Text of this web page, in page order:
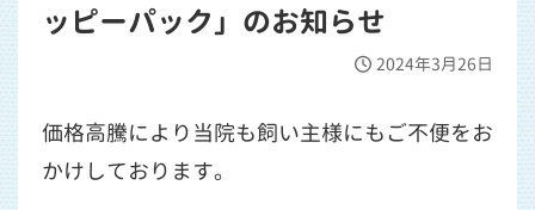
ッピーパック」のお知らせ
2024年3月26日
価格高騰により当院も飼い主様にもご不便をお
かけしております。